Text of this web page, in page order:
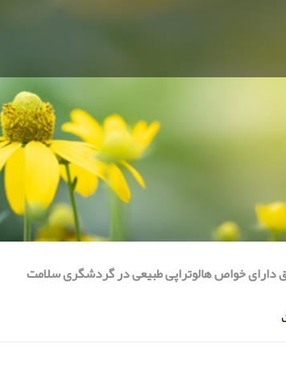
دارای خواص هالوتراپی طبیعی در گردشگری سلامت